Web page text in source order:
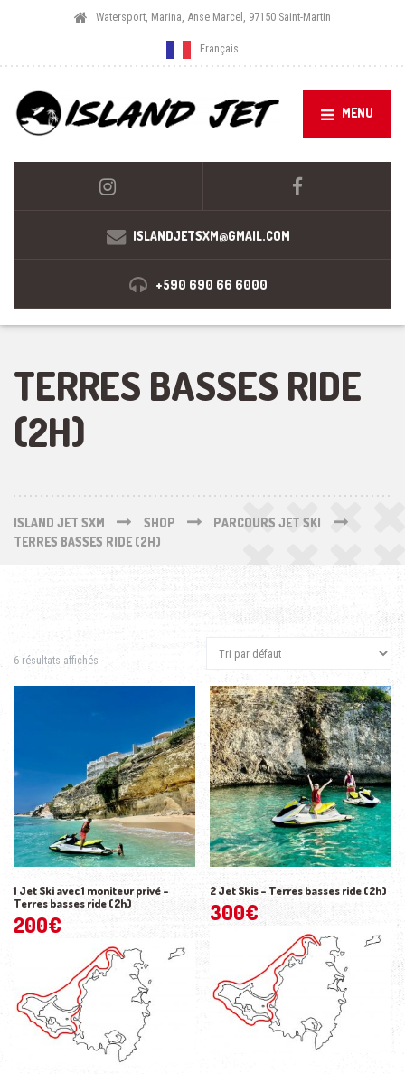
Watersport, Marina, Anse Marcel, 97150 Saint-Martin
Français
MENU
ISLANDJETSXM@GMAIL.COM
+590 690 66 6000
TERRES BASSES RIDE
(2H)
ISLAND JET SXM SHOP
PARCOURS JET SKI
TERRES BASSES RIDE (2H)
6 résultats affichés
1 Jet Ski avec 1 moniteur privé –
Terres basses ride (2h)
200€
2 Jet Skis – Terres basses ride (2h)
300€